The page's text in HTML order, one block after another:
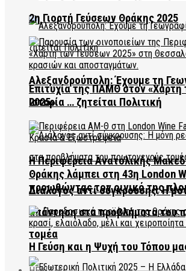
Αλεξανδρούπολη: Έχουμε τη
Ιστορία … ζητείται Πολιτική
Διάλογος αντί σύγκρουσης: Η
απάντηση στα προβλήματα του
τομέα
2η Γιορτή Γεύσεων Θράκης 2025
Επιτυχία της ΠΑΜΘ στον
2025»
Η Περιφέρεια Ανατολικής
Θράκης λάμπει στη 43η London
προωθώντας τον οινικό της
Η Γεύση και η Ψυχή του Τόπου